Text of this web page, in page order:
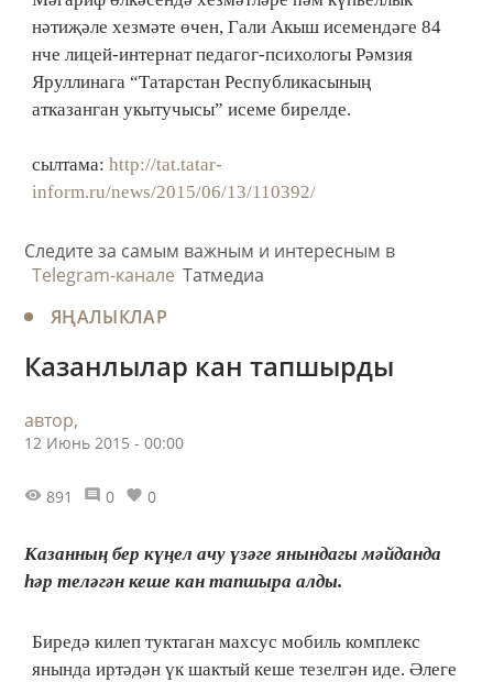
нәтиҗәле хезмәте өчен, Гали Акыш исемендәге 84
нче лицей-интернат педагог-психологы Рәмзия
Яруллинага “Татарстан Республикасының
атказанган укытучысы” исеме бирелде.
сылтама: http://tat.tatar-
inform.ru/news/2015/06/13/110392/
Следите за самым важным и интересным в
Telegram-канале Татмедиа
ЯҢАЛЫКЛАР
Казанлылар кан тапшырды
автор,
12 Июнь 2015 - 00:00
891 0 0
Казанның бер күңел ачу үзәге янындагы мәйданда
һәр теләгән кеше кан тапшыра алды.
Биредә килеп туктаган махсус мобиль комплекс
янында иртәдән үк шактый кеше тезелгән иде. Әлеге